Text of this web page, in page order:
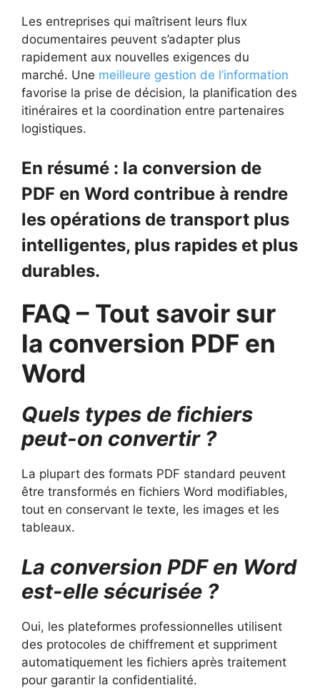
Les entreprises qui maîtrisent leurs flux
documentaires peuvent s’adapter plus
rapidement aux nouvelles exigences du
marché. Une meilleure gestion de l’information
favorise la prise de décision, la planification des
itinéraires et la coordination entre partenaires
logistiques.
En résumé : la conversion de
PDF en Word contribue à rendre
les opérations de transport plus
intelligentes, plus rapides et plus
durables.
FAQ – Tout savoir sur
la conversion PDF en
Word
Quels types de fichiers
peut-on convertir ?
La plupart des formats PDF standard peuvent
être transformés en fichiers Word modifiables,
tout en conservant le texte, les images et les
tableaux.
La conversion PDF en Word
est-elle sécurisée ?
Oui, les plateformes professionnelles utilisent
des protocoles de chiffrement et suppriment
automatiquement les fichiers après traitement
pour garantir la confidentialité.